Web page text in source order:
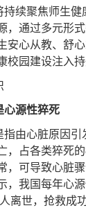
持续聚焦师生健
，通过多元形
安心从教、舒
校园建设注入持
心源性猝死
指由心脏原因引
，占各类猝死的
，可导致心脏
，我国每年心
人离世，抢救成